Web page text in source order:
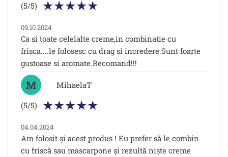
(5/5)
09.10.2024
Ca si toate celelalte creme,in combinatie cu
frisca....le folosesc cu drag si incredere.Sunt foarte
gustoase si aromate.Recomand!!!
M
MihaelaT
(5/5)
04.04.2024
Am folosit și acest produs ! Eu prefer să le combin
cu friscă sau mascarpone și rezultă niște creme